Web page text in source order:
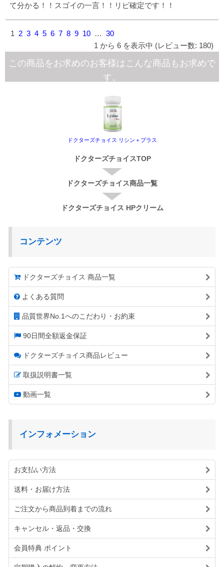
て分かる！！スゴイの一言！！リピ確定です！！
1 2 3 4 5 6 7 8 9 10 …
30
1 から 6 を表示中 (レビュー数: 180)
この商品をお求めのお客様はこんな商品もお求めで
す。
ドクターズチョイス リシン＋プラス
ドクターズチョイスTOP
ドクターズチョイス商品一覧
ドクターズチョイス HPクリーム
コンテンツ
ドクターズチョイス 商品一覧
よくある質問
品質世界No.1へのこだわり・お約束
90日間全額返金保証
ドクターズチョイス商品レビュー
取扱説明書一覧
動画一覧
インフォメーション
お支払い方法
送料・お届け方法
ご注文から商品到着までの流れ
キャンセル・返品・交換
会員特典 ポイント